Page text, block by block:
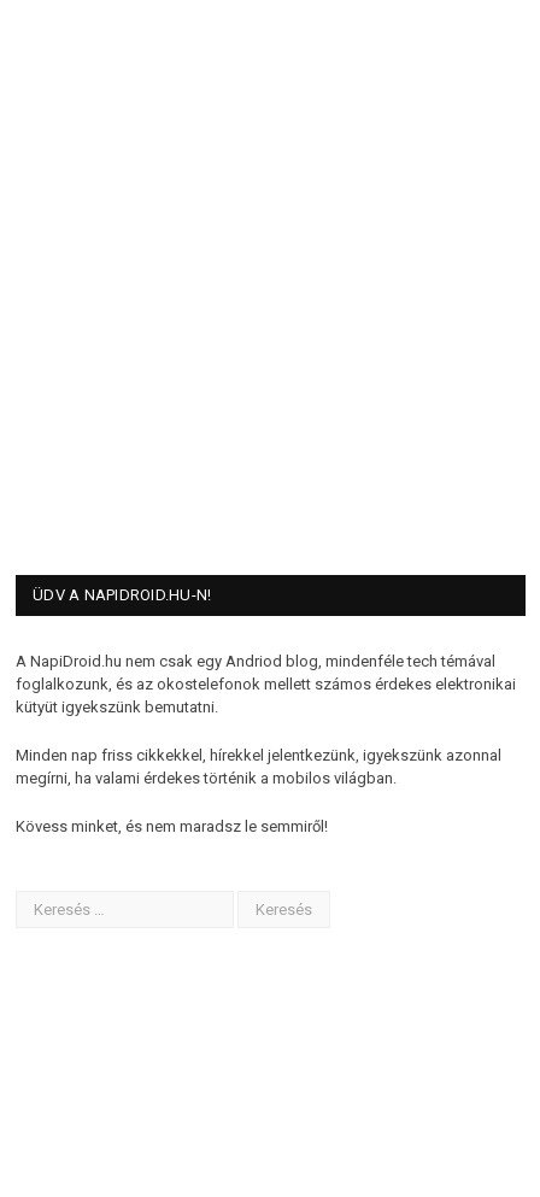
ÜDV A NAPIDROID.HU-N!
A NapiDroid.hu nem csak egy Andriod blog, mindenféle tech témával
foglalkozunk, és az okostelefonok mellett számos érdekes elektronikai
kütyüt igyekszünk bemutatni.
Minden nap friss cikkekkel, hírekkel jelentkezünk, igyekszünk azonnal
megírni, ha valami érdekes történik a mobilos világban.
Kövess minket, és nem maradsz le semmiről!